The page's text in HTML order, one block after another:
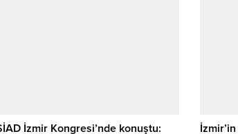
İzmir Kongresi’nde konuştu: